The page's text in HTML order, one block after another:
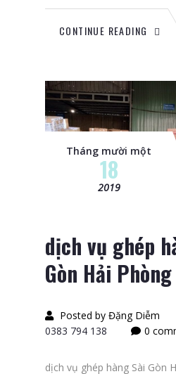
CONTINUE READING
Tháng mười một
18
2019
dịch vụ ghép
Gòn Hải Phòng
Posted by Đặng Diễm
0383 794 138
0
dịch vụ ghép hàng Sài Gòn